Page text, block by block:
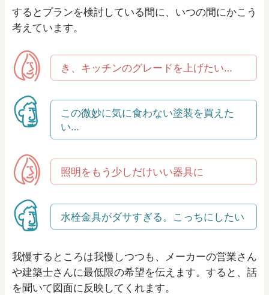
するとプランを検討している間に、いつの間にかこう
考えています。
き、キッチンのグレードを上げたい…
この微妙に気に食わない塗装を買えた
い…
照明をもう少しだけいい器具に
水栓金具がダサすぎる。こっちにしたい
我慢するところは我慢しつつも、メーカーの営業さん
や建築士さんに最低限の希望を伝えます。すると、話
を聞いて図面に反映してくれます。